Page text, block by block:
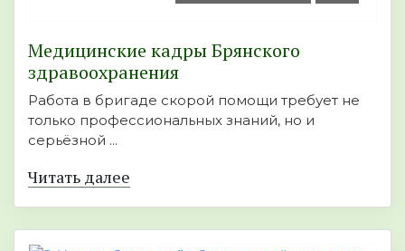
Медицинские кадры Брянского
здравоохранения
Работа в бригаде скорой помощи требует не
только профессиональных знаний, но и
серьёзной ...
Читать далее